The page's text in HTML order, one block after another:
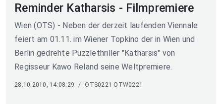
Reminder Katharsis - Filmpremiere
Wien (OTS) - Neben der derzeit laufenden Viennale
feiert am 01.11. im Wiener Topkino der in Wien und
Berlin gedrehte Puzzlethriller "Katharsis" von
Regisseur Kawo Reland seine Weltpremiere.
28.10.2010, 14:08:29 / OTS0221 OTW0221